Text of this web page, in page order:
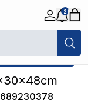
2
satıcısıdır.